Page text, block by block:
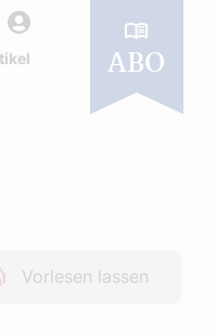
ABO
Vorlesen lassen